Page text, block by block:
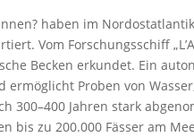
haben im
Vom Forschungsschiff
Becken erkundet. Ein
ermöglicht Proben von
300–400 Jahren stark
bis zu 200.000 Fässer am